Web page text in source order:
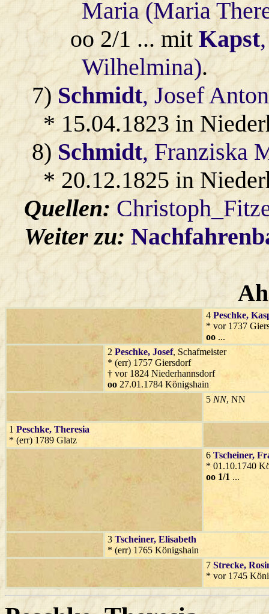
Maria (Maria
oo 2/1 ... mitKapst
Wilhelmina).
7) Schmidt, Josef Anton
* 15.04.1823 in
8) Schmidt, Franziska
* 20.12.1825 in
Quellen:
Weiter zu:
4 Peschke,
* vor 1737
oo ...
2 Peschke, Josef, Schafmeister
* (err) 1757 Giersdorf
† vor 1824 Niederhannsdorf
oo 27.01.1784 Königshain
5 NN, NN
1 Peschke, Theresia
* (err) 1789 Glatz
6 Tscheiner,
* 01.10.1740
oo 1/1 ...
3 Tscheiner, Elisabeth
* (err) 1765 Königshain
7 Strecke,
* vor 1745